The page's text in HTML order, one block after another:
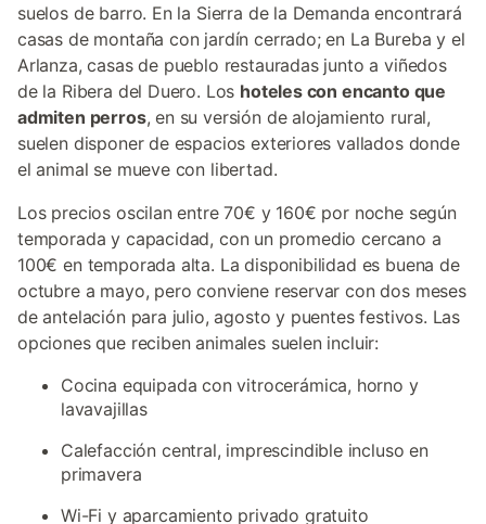
suelos de barro. En la Sierra de la Demanda encontrará
casas de montaña con jardín cerrado; en La Bureba y el
Arlanza, casas de pueblo restauradas junto a viñedos
de la Ribera del Duero. Los hoteles con encanto que
admiten perros, en su versión de alojamiento rural,
suelen disponer de espacios exteriores vallados donde
el animal se mueve con libertad.
Los precios oscilan entre 70€ y 160€ por noche según
temporada y capacidad, con un promedio cercano a
100€ en temporada alta. La disponibilidad es buena de
octubre a mayo, pero conviene reservar con dos meses
de antelación para julio, agosto y puentes festivos. Las
opciones que reciben animales suelen incluir:
Cocina equipada con vitrocerámica, horno y
lavavajillas
Calefacción central, imprescindible incluso en
primavera
Wi-Fi y aparcamiento privado gratuito